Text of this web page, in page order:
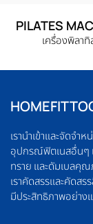
PILATES
เครื่องพิลาทิ
เรานำเข้าและจัดจ
อุปกรณ์ฟิตเนสอื่นๆ
ทราย และดัมเบลคุ
เราคัดสรรและคัดส
มีประสิทธิภาพอย่าง